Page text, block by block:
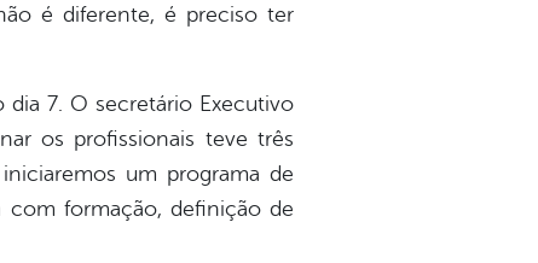
é diferente, é preciso ter
7. O secretário Executivo
os profissionais teve três
um programa de
formação, definição de